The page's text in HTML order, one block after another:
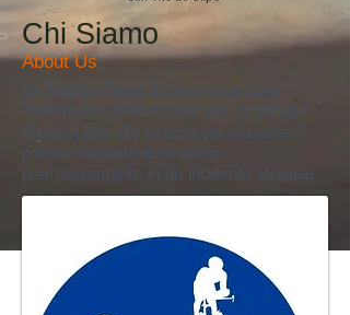
Chi Siamo
About Us
La Trathlon Team Trapani organizza
l'evento in collaborazione con la famiglia
Miceli di san vito lo capo per ricordare il
proprio familiare scomparso
prematuramente in un incidente stradale.